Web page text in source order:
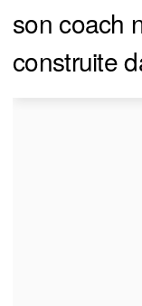
son coach
construite